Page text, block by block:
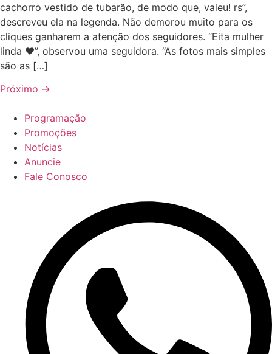
cachorro vestido de tubarão, de modo que, valeu! rs”,
descreveu ela na legenda. Não demorou muito para os
cliques ganharem a atenção dos seguidores. “Eita mulher
linda ❤️”, observou uma seguidora. “As fotos mais simples
são as […]
Próximo →
Programação
Promoções
Notícias
Anuncie
Fale Conosco